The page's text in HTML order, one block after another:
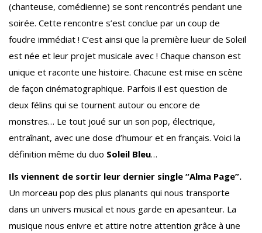
(chanteuse, comédienne) se sont rencontrés pendant une
soirée. Cette rencontre s’est conclue par un coup de
foudre immédiat ! C’est ainsi que la première lueur de Soleil
est née et leur projet musicale avec ! Chaque chanson est
unique et raconte une histoire. Chacune est mise en scène
de façon cinématographique. Parfois il est question de
deux félins qui se tournent autour ou encore de
monstres… Le tout joué sur un son pop, électrique,
entraînant, avec une dose d’humour et en français. Voici la
définition même du duo Soleil Bleu…
Ils viennent de sortir leur dernier single “Alma Page”.
Un morceau pop des plus planants qui nous transporte
dans un univers musical et nous garde en apesanteur. La
musique nous enivre et attire notre attention grâce à une